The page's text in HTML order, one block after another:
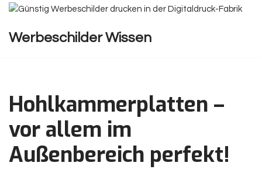
Zum
Werbeschilder Wissen
Hohlkammerplatten –
vor allem im
Außenbereich perfekt!